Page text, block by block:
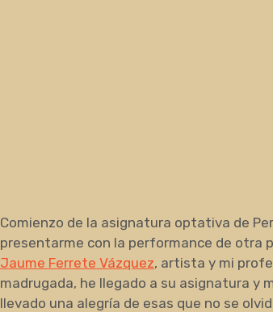
Comienzo de la asignatura optativa de
presentarme con la performance de otra
Jaume Ferrete Vázquez, artista y mi
madrugada, he llegado a su asignatura y
llevado una alegría de esas que no se